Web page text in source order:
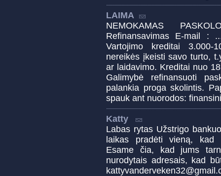
LAIMA
NEMOKAMAS
Refinansavimas E-mail :
Vartojimo kreditai 3.000-
nereikės įkeisti savo turto,
ar laidavimo. Kreditai nuo
Galimybė refinansuoti
palankia proga skolintis.
spauk ant nuorodos:
Katty
Labas rytas Užstrigo
laikas pradėti vieną, kad
Esame čia, kad jums
nurodytais adresais, kad